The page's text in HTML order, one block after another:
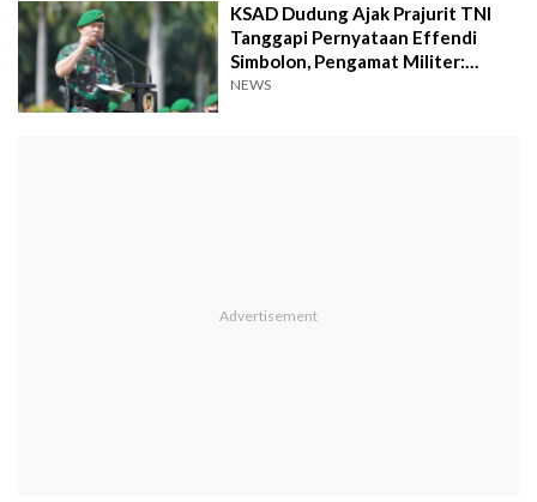
KSAD Dudung Ajak Prajurit TNI
Tanggapi Pernyataan Effendi
Simbolon, Pengamat Militer:
Bahaya, Melanggar Aturan
NEWS